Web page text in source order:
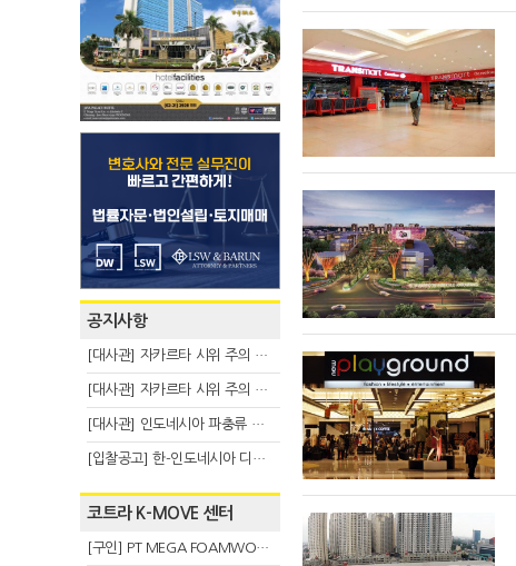
공지사항
[대사관] 자카르타 시위 주의 안내(8.6)
[대사관] 자카르타 시위 주의 안내(8.3)
[대사관] 인도네시아 파충류 불법 반출 주의 (7.29)
[입찰공고] 한-인도네시아 디지털융복합 탈 전시회
코트라 K-MOVE 센터
[구인] PT MEGA FOAMWORKS INDONESIA